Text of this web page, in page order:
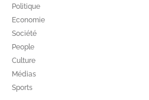
Politique
Economie
Société
People
Culture
Médias
Sports